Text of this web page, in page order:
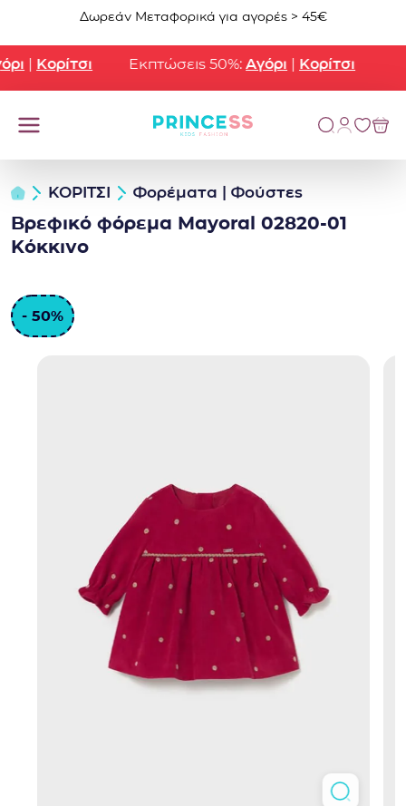
Μετάβαση στο περιεχόμενο
Δωρεάν Μεταφορικά για αγορές > 45€
|Κορίτσι Εκπτώσεις 50%:Αγόρι|Κορίτσι
ΚΟΡΙΤΣΙ Φορέματα | Φούστες
Βρεφικό φόρεμα Mayoral 02820-01
Κόκκινο
- 50%